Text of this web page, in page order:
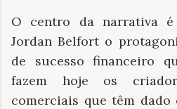
O centro da narrativa
Jordan Belfort o
de sucesso financeiro
fazem hoje os
comerciais que têm